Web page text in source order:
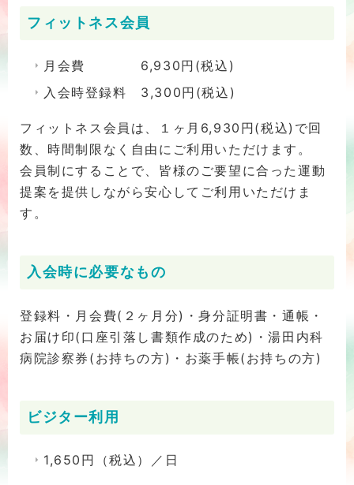
フィットネス会員
月会費 6,930円(税込)
入会時登録料 3,300円(税込)
フィットネス会員は、１ヶ月6,930円(税込)で回
数、時間制限なく自由にご利用いただけます。
会員制にすることで、皆様のご要望に合った運動
提案を提供しながら安心してご利用いただけま
す。
入会時に必要なもの
登録料・月会費(２ヶ月分)・身分証明書・通帳・
お届け印(口座引落し書類作成のため)・湯田内科
病院診察券(お持ちの方)・お薬手帳(お持ちの方)
ビジター利用
1,650円（税込）／日